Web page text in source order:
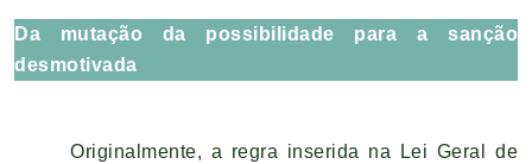
Da mutação da possibilidade para a sanção
desmotivada
Originalmente, a regra inserida na Lei Geral de